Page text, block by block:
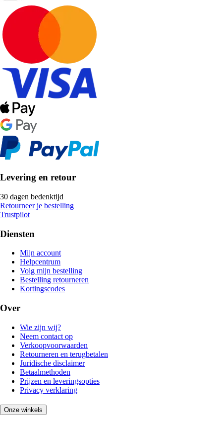
Levering en retour
30 dagen bedenktijd
Retourneer je bestelling
Trustpilot
Diensten
Mijn account
Helpcentrum
Volg mijn bestelling
Bestelling retourneren
Kortingscodes
Over
Wie zijn wij?
Neem contact op
Verkoopvoorwaarden
Retourneren en terugbetalen
Juridische disclaimer
Betaalmethoden
Prijzen en leveringsopties
Privacy verklaring
Onze winkels